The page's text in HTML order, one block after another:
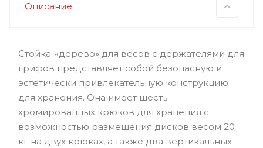
Описание
Стойка-«дерево» для весов с держателями для
грифов представляет собой безопасную и
эстетически привлекательную конструкцию
для хранения. Она имеет шесть
хромированных крюков для хранения с
возможностью размещения дисков весом 20
кг на двух крюках, а также два вертикальных